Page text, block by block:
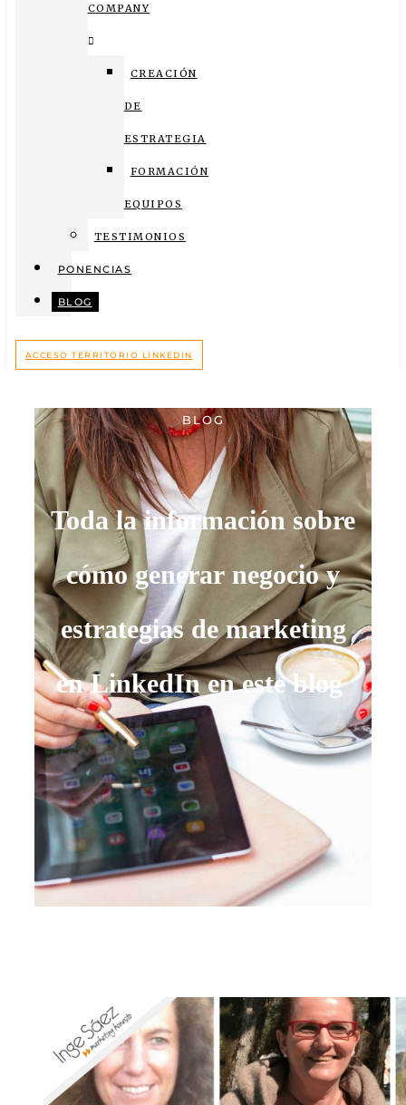
COMPANY
CREACIÓN
DE
ESTRATEGIA
FORMACIÓN
EQUIPOS
TESTIMONIOS
PONENCIAS
BLOG
ACCESO TERRITORIO LINKEDIN
BLOG
Toda la información sobre
cómo generar negocio y
estrategias de marketing
en LinkedIn en este blog